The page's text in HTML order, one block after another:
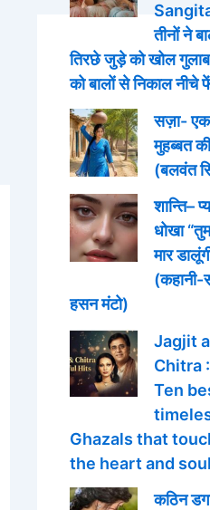
तीनों ने
तिरछे जुड़े को खोल
को बालों से निकाल नीचे
सज़ा- एक
मुहब्बत
(बलवंत
शान्ति–
धोखा
मार
हसन मंटो)
Jagjit
Chitra
Ten
Ghazals that
the heart and soul
कठिन